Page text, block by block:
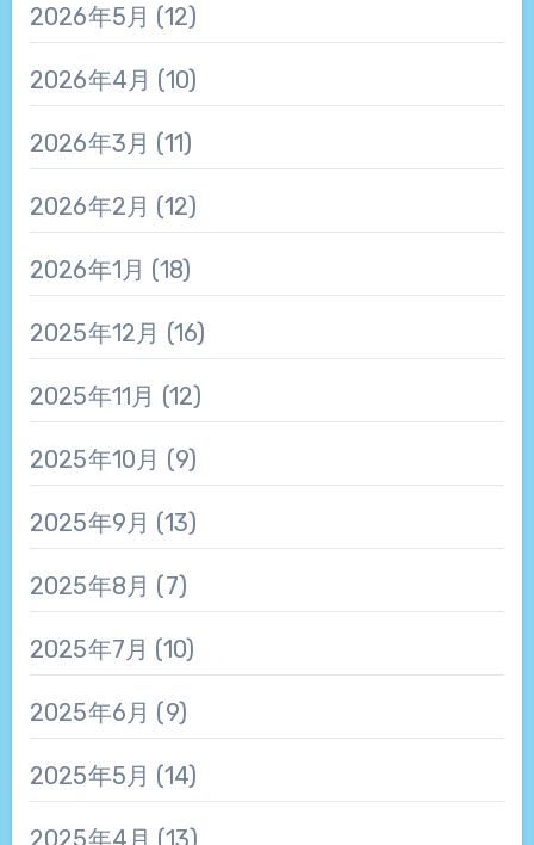
2026年5月 (12)
2026年4月 (10)
2026年3月 (11)
2026年2月 (12)
2026年1月 (18)
2025年12月 (16)
2025年11月 (12)
2025年10月 (9)
2025年9月 (13)
2025年8月 (7)
2025年7月 (10)
2025年6月 (9)
2025年5月 (14)
2025年4月 (13)